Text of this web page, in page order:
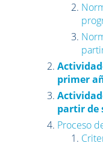
primer
partir de
Proceso